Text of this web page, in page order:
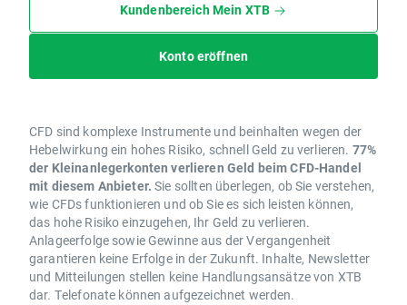
Kundenbereich Mein XTB
Konto eröffnen
CFD sind komplexe Instrumente und beinhalten wegen der
Hebelwirkung ein hohes Risiko, schnell Geld zu verlieren. 77%
der Kleinanlegerkonten verlieren Geld beim CFD-Handel
mit diesem Anbieter. Sie sollten überlegen, ob Sie verstehen,
wie CFDs funktionieren und ob Sie es sich leisten können,
das hohe Risiko einzugehen, Ihr Geld zu verlieren.
Anlageerfolge sowie Gewinne aus der Vergangenheit
garantieren keine Erfolge in der Zukunft. Inhalte, Newsletter
und Mitteilungen stellen keine Handlungsansätze von XTB
dar. Telefonate können aufgezeichnet werden.